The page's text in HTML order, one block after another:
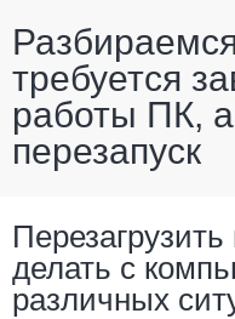
требуется
работы ПК,
перезапуск
делать с
различных